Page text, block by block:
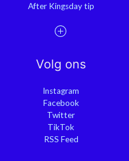
After Kingsday tip
Volg ons
Instagram
Facebook
Twitter
TikTok
RSS Feed